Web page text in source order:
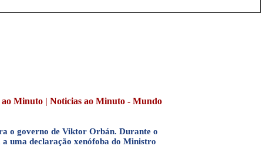
ao Minuto | Noticias ao Minuto - Mundo
o governo de Viktor Orbán. Durante o
uma declaração xenófoba do Ministro